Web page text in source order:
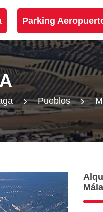
Parking
Pueblos